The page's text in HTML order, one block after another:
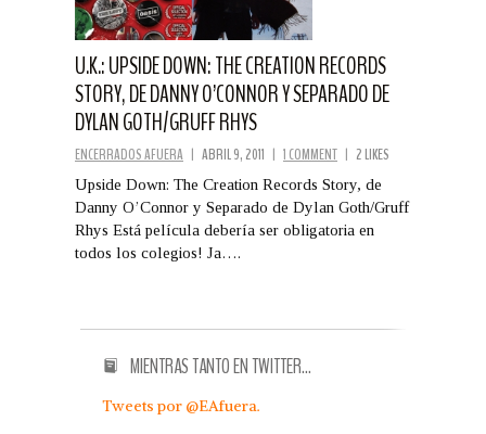
U.K.: UPSIDE DOWN: THE CREATION RECORDS
STORY, DE DANNY O’CONNOR Y SEPARADO DE
DYLAN GOTH/GRUFF RHYS
ENCERRADOS AFUERA | ABRIL 9, 2011 | 1 COMMENT | 2 LIKES
Upside Down: The Creation Records Story, de
Danny O’Connor y Separado de Dylan Goth/Gruff
Rhys Está película debería ser obligatoria en
todos los colegios! Ja….
MIENTRAS TANTO EN TWITTER…
Tweets por @EAfuera.